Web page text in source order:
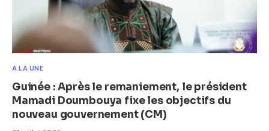
A LA UNE
Guinée : Après le remaniement, le président
Mamadi Doumbouya fixe les objectifs du
nouveau gouvernement (CM)